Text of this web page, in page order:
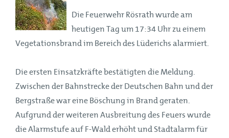
Die Feuerwehr Rösrath wurde am
heutigen Tag um 17:34 Uhr zu einem
Vegetationsbrand im Bereich des Lüderichs alarmiert.
Die ersten Einsatzkräfte bestätigten die Meldung.
Zwischen der Bahnstrecke der Deutschen Bahn und der
Bergstraße war eine Böschung in Brand geraten.
Aufgrund der weiteren Ausbreitung des Feuers wurde
die Alarmstufe auf F-Wald erhöht und Stadtalarm für